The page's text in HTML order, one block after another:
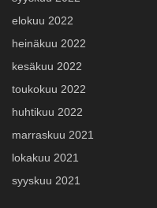
elokuu 2022
heinäkuu 2022
kesäkuu 2022
toukokuu 2022
huhtikuu 2022
marraskuu 2021
lokakuu 2021
syyskuu 2021